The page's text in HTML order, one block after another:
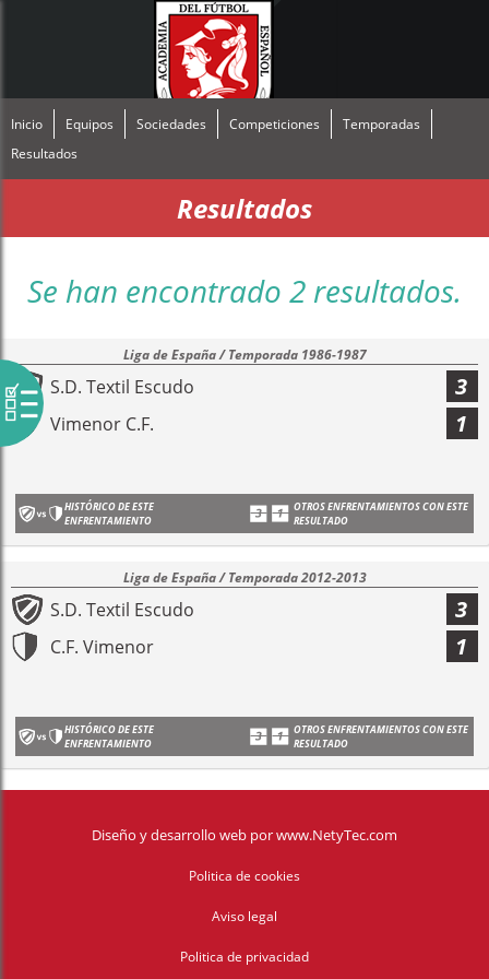
Inicio Equipos Sociedades Competiciones
Temporadas
Resultados
Resultados
Se han encontrado 2 resultados.
Liga de España / Temporada 1986-1987
S.D. Textil Escudo 3
Vimenor C.F. 1
HISTÓRICO DE ESTE
ENFRENTAMIENTO
OTROS ENFRENTAMIENTOS CON ESTE
RESULTADO
Liga de España / Temporada 2012-2013
S.D. Textil Escudo 3
C.F. Vimenor 1
HISTÓRICO DE ESTE
ENFRENTAMIENTO
OTROS ENFRENTAMIENTOS CON ESTE
RESULTADO
Diseño y desarrollo web porwww.NetyTec.com
Politica de cookies
Aviso legal
Politica de privacidad